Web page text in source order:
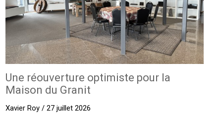
Une réouverture optimiste pour la
Maison du Granit
Xavier Roy / 27 juillet 2026